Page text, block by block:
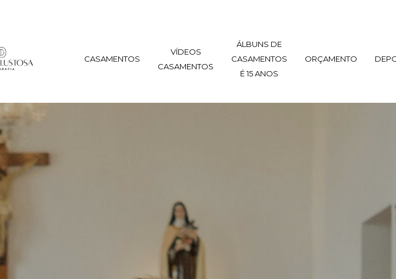
CASAMENTOS
VÍDEOS
CASAMENTOS
ÁLBUNS DE
CASAMENTOS
É 15 ANOS
ORÇAMENTO